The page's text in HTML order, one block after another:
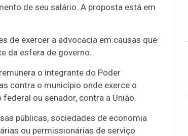
de seu salário. A proposta está em
de exercer a advocacia em causas que
da esfera de governo.
o integrante do Poder
contra o município onde exerce o
ou senador, contra a União.
públicas, sociedades de economia
ou permissionárias de serviço